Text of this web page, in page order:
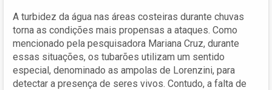
A turbidez da água nas áreas costeiras durante chuvas
torna as condições mais propensas a ataques. Como
mencionado pela pesquisadora Mariana Cruz, durante
essas situações, os tubarões utilizam um sentido
especial, denominado as ampolas de Lorenzini, para
detectar a presença de seres vivos. Contudo, a falta de